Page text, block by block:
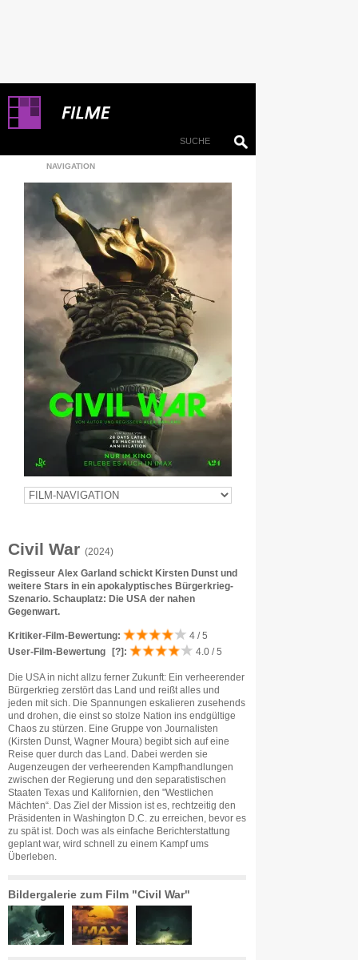
NAVIGATION
Civil War (2024)
Regisseur Alex Garland schickt Kirsten Dunst und
weitere Stars in ein apokalyptisches Bürgerkrieg-
Szenario. Schauplatz: Die USA der nahen
Gegenwart.
Kritiker-Film-Bewertung:
4 / 5
User-Film-Bewertung
[?] : 4.0 / 5
Die USA in nicht allzu ferner Zukunft: Ein verheerender
Bürgerkrieg zerstört das Land und reißt alles und
jeden mit sich. Die Spannungen eskalieren zusehends
und drohen, die einst so stolze Nation ins endgültige
Chaos zu stürzen. Eine Gruppe von Journalisten
(Kirsten Dunst, Wagner Moura) begibt sich auf eine
Reise quer durch das Land. Dabei werden sie
Augenzeugen der verheerenden Kampfhandlungen
zwischen der Regierung und den separatistischen
Staaten Texas und Kalifornien, den "Westlichen
Mächten“. Das Ziel der Mission ist es, rechtzeitig den
Präsidenten in Washington D.C. zu erreichen, bevor es
zu spät ist. Doch was als einfache Berichterstattung
geplant war, wird schnell zu einem Kampf ums
Überleben.
Bildergalerie zum Film "Civil War"